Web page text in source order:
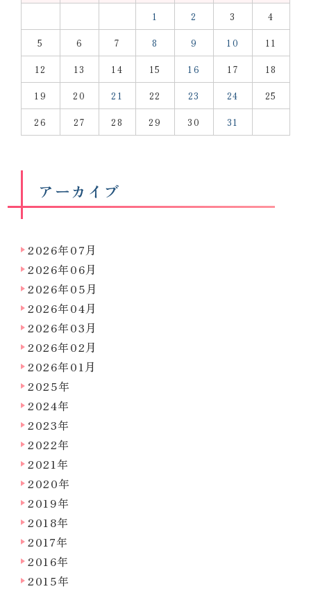
1
2 3 4
5 6 7 8 9 10 11
12 13 14 15 16 17 18
19 20 21 22 23 24 25
26 27 28 29 30 31
アーカイブ
2026年07月
2026年06月
2026年05月
2026年04月
2026年03月
2026年02月
2026年01月
2025年
2024年
2023年
2022年
2021年
2020年
2019年
2018年
2017年
2016年
2015年